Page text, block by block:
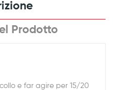
Prodotto
e far agire per 15/20